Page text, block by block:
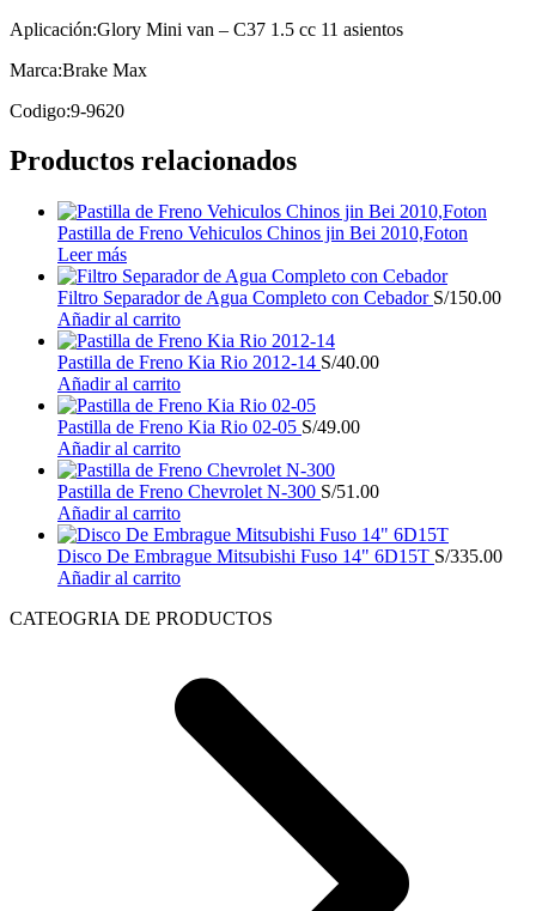
Aplicación:Glory Mini van – C37 1.5 cc 11 asientos
Marca:Brake Max
Codigo:9-9620
Productos relacionados
Pastilla de Freno Vehiculos Chinos jin Bei 2010,Foton
Leer más
Filtro Separador de Agua Completo con Cebador S/150.00
Añadir al carrito
Pastilla de Freno Kia Rio 2012-14 S/40.00
Añadir al carrito
Pastilla de Freno Kia Rio 02-05 S/49.00
Añadir al carrito
Pastilla de Freno Chevrolet N-300 S/51.00
Añadir al carrito
Disco De Embrague Mitsubishi Fuso 14" 6D15T S/335.00
Añadir al carrito
CATEOGRIA DE PRODUCTOS